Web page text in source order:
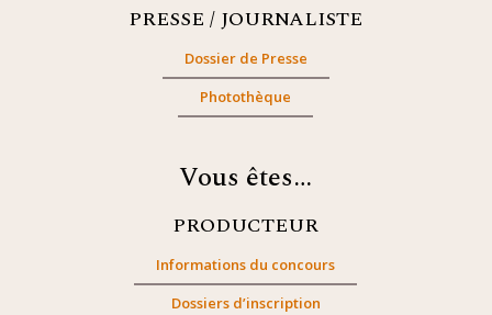
PRESSE / JOURNALISTE
Dossier de Presse
Photothèque
Vous êtes…
PRODUCTEUR
Informations du concours
Dossiers d’inscription